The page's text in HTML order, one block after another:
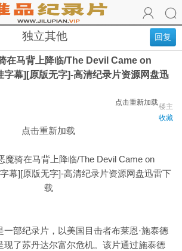
回复
独立其他
在马背上降临/The Devil Came on
幕][原版无字]-高清纪录片资源网盘迅
点击重新加载楼主
收藏
点击重新加载
魔骑在马背上降临/The Devil Came on
幕][原版无字]-高清纪录片资源网盘迅雷下
载
一部纪录片，以美国目击者布莱恩·施泰德
现了苏丹达尔富尔危机。该片通过施泰德